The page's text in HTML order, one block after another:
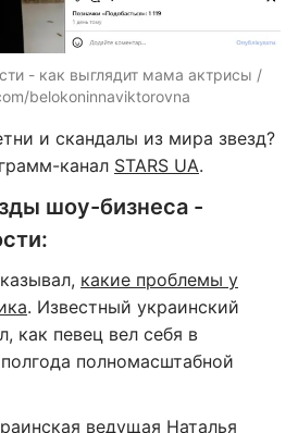
- как выглядит мама актрисы /
belokoninnaviktorovna
и скандалы из мира звезд?
канал STARS UA.
шоу-бизнеса -
какие проблемы у
. Известный украинский
как певец вел себя в
полномасштабной
ведущая Наталья